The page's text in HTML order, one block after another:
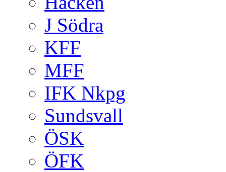
J Södra
KFF
MFF
IFK Nkpg
Sundsvall
ÖSK
ÖFK